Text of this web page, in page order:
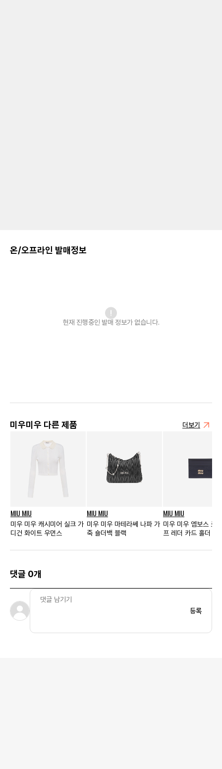
온/오프라인 발매정보
현재 진행중인 발매 정보가 없습니다.
미우미우 다른 제품 더보기
MIU MIU
미우 미우 캐시미어 실크 가
디건 화이트 우먼스
MIU MIU
미우 미우 마테라쎄 나파 가
죽 숄더백 블랙
MIU MIU
미우 미우 엠보스 로
프 레더 카드 홀더 발
댓글 0개
등록